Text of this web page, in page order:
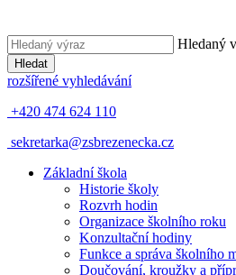
Hledaný
Hledat
rozšířené vyhledávání
+420 474 624 110
sekretarka@zsbrezenecka.cz
Základní škola
Historie školy
Rozvrh hodin
Organizace školního roku
Konzultační hodiny
Funkce a správa školního
Doučování, kroužky a